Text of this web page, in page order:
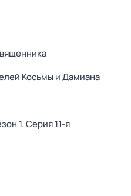
Косьмы и Дамиана
1. Серия 11-я